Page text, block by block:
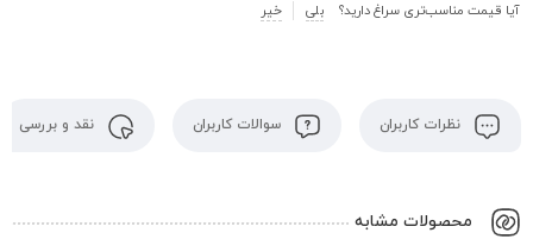
آیا قیمت مناسب‌تری سراغ دارید؟ بلی خیر
نظرات کاربران سوالات کاربران نقد و بررسی
محصولات مشابه